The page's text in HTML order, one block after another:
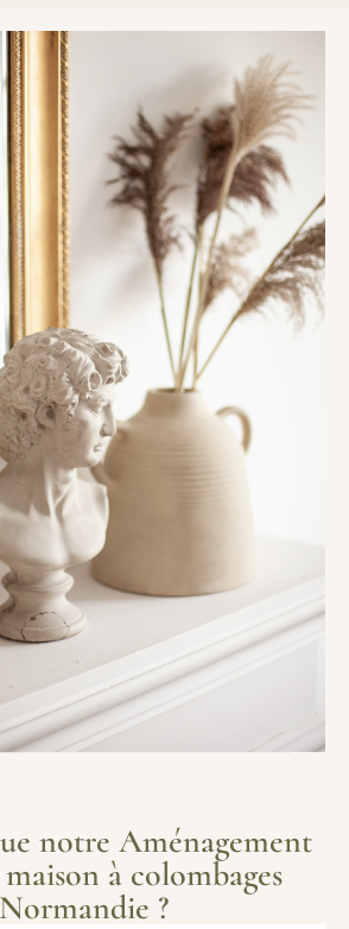
notre Aménagement
à colombages
Normandie ?